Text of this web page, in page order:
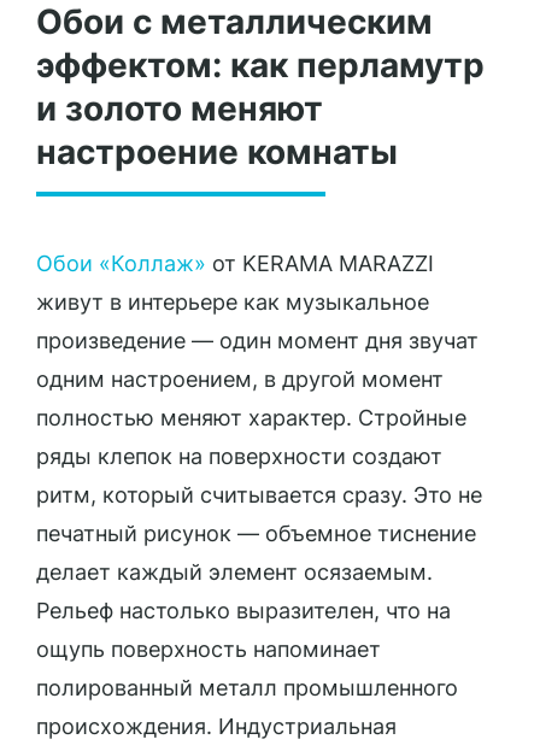
Обои с металлическим
эффектом: как перламутр
и золото меняют
настроение комнаты
Обои «Коллаж» от KERAMA MARAZZI
живут в интерьере как музыкальное
произведение — один момент дня звучат
одним настроением, в другой момент
полностью меняют характер. Стройные
ряды клепок на поверхности создают
ритм, который считывается сразу. Это не
печатный рисунок — объемное тиснение
делает каждый элемент осязаемым.
Рельеф настолько выразителен, что на
ощупь поверхность напоминает
полированный металл промышленного
происхождения. Индустриальная